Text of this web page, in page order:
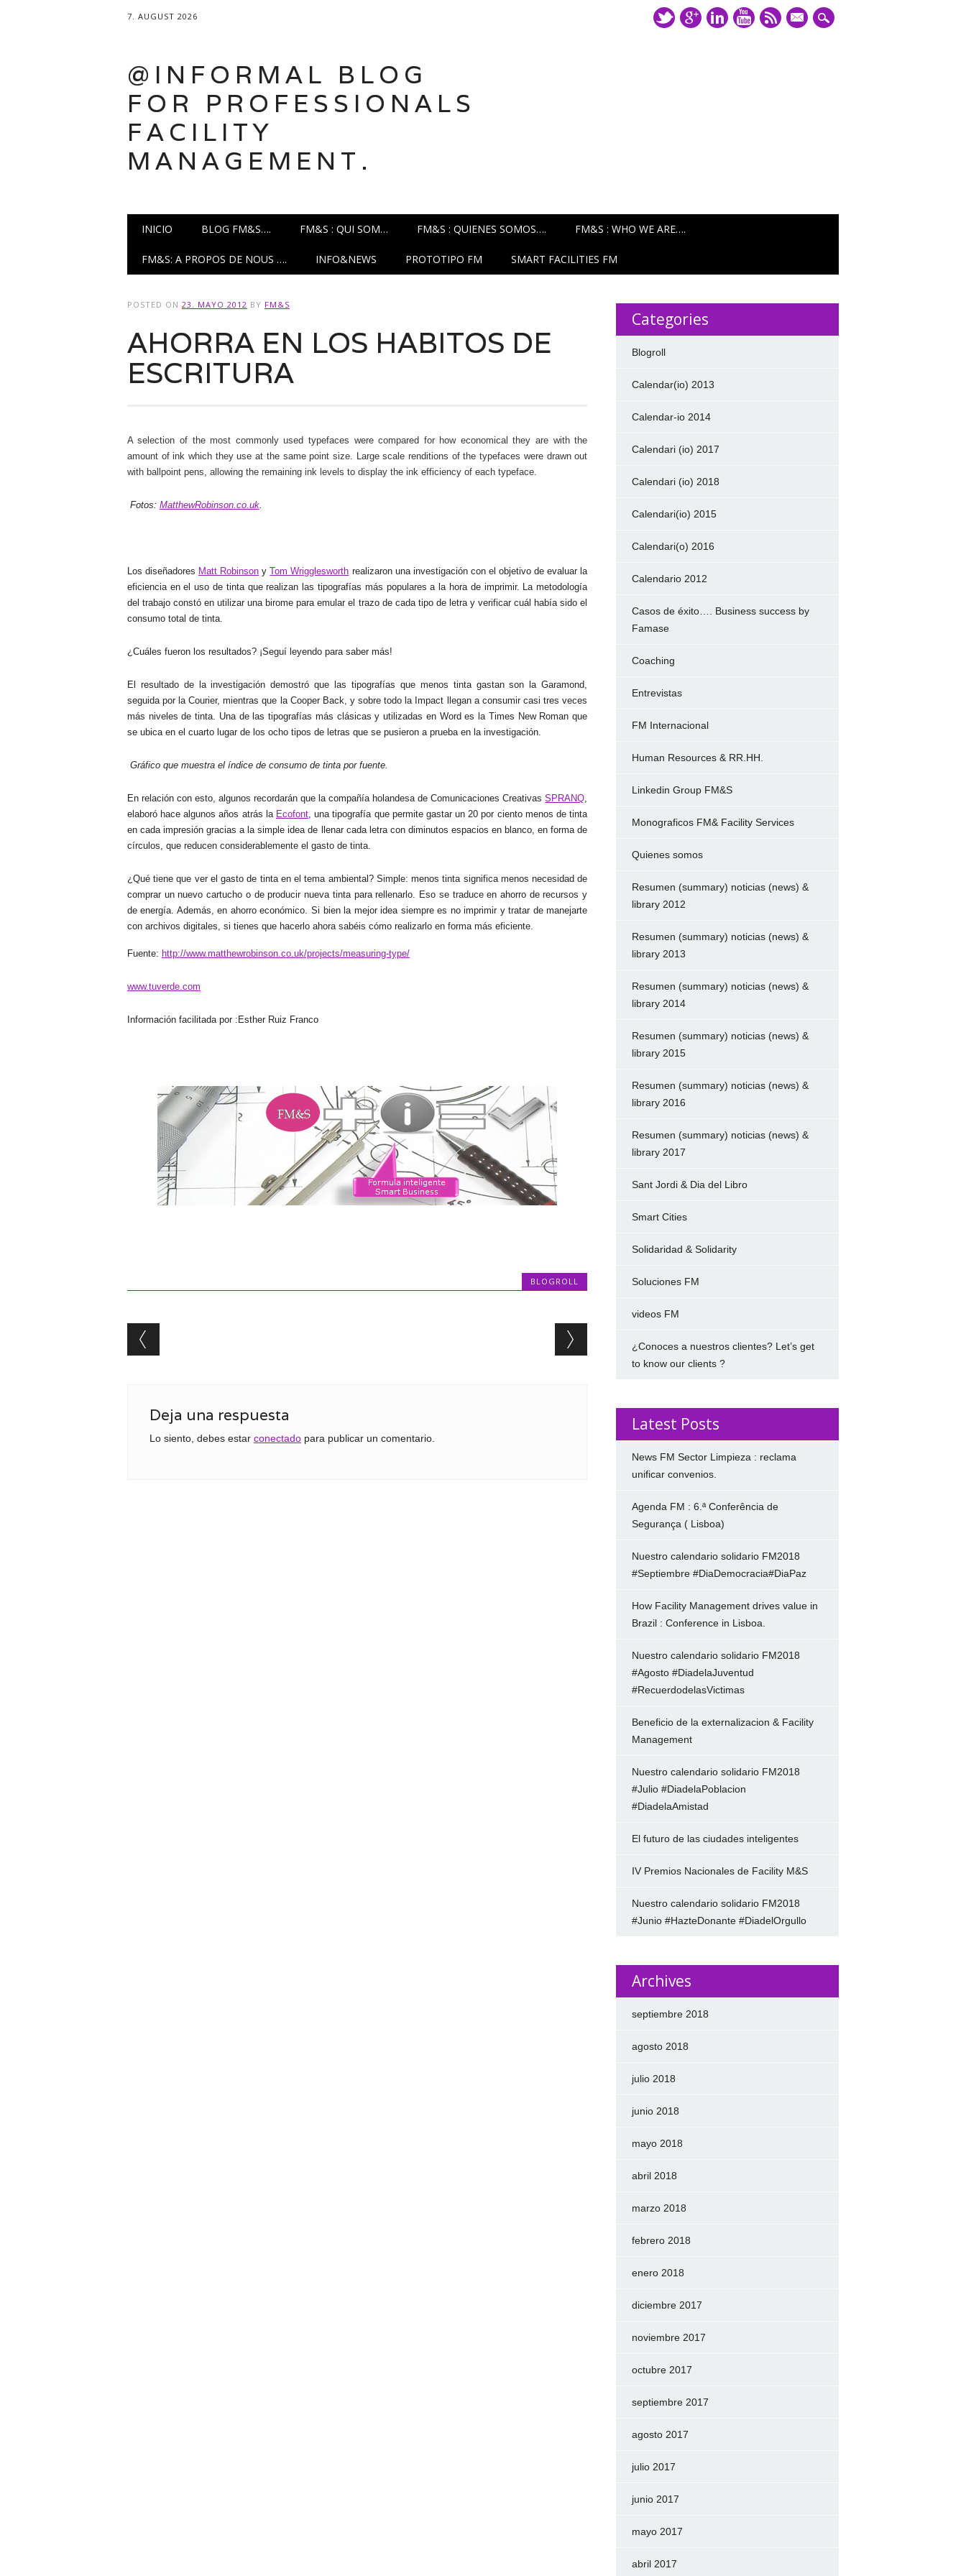
7. AUGUST 2026
mail
@INFORMAL BLOG
FOR PROFESSIONALS
FACILITY
MANAGEMENT.
Main menu
INICIO BLOG FM&S…. FM&S : QUI SOM… FM&S : QUIENES SOMOS…. FM&S : WHO WE ARE….
FM&S: A PROPOS DE NOUS …. INFO&NEWS PROTOTIPO FM SMART FACILITIES FM
POSTED ON 23. MAYO 2012 BY FM&S
AHORRA EN LOS HABITOS DE
ESCRITURA
A selection of the most commonly used typefaces were compared for how economical they are with the
amount of ink which they use at the same point size. Large scale renditions of the typefaces were drawn out
with ballpoint pens, allowing the remaining ink levels to display the ink efficiency of each typeface.
Fotos: MatthewRobinson.co.uk.
Los diseñadores Matt Robinson yTom Wrigglesworth realizaron una investigación con el objetivo de evaluar la
eficiencia en el uso de tinta que realizan las tipografías más populares a la hora de imprimir. La metodología
del trabajo constó en utilizar una birome para emular el trazo de cada tipo de letra y verificar cuál había sido el
consumo total de tinta.
¿Cuáles fueron los resultados? ¡Seguí leyendo para saber más!
El resultado de la investigación demostró que las tipografías que menos tinta gastan son la Garamond,
seguida por la Courier, mientras que la Cooper Back, y sobre todo la Impact llegan a consumir casi tres veces
más niveles de tinta. Una de las tipografías más clásicas y utilizadas en Word es la Times New Roman que
se ubica en el cuarto lugar de los ocho tipos de letras que se pusieron a prueba en la investigación.
Gráfico que muestra el índice de consumo de tinta por fuente.
En relación con esto, algunos recordarán que la compañía holandesa de Comunicaciones CreativasSPRANQ,
elaboró hace algunos años atrás la Ecofont, una tipografía que permite gastar un 20 por ciento menos de tinta
en cada impresión gracias a la simple idea de llenar cada letra con diminutos espacios en blanco, en forma de
círculos, que reducen considerablemente el gasto de tinta.
¿Qué tiene que ver el gasto de tinta en el tema ambiental? Simple: menos tinta significa menos necesidad de
comprar un nuevo cartucho o de producir nueva tinta para rellenarlo. Eso se traduce en ahorro de recursos y
de energía. Además, en ahorro económico. Si bien la mejor idea siempre es no imprimir y tratar de manejarte
con archivos digitales, si tienes que hacerlo ahora sabéis cómo realizarlo en forma más eficiente.
Fuente: http://www.matthewrobinson.co.uk/projects/measuring-type/
www.tuverde.com
Informaciónfacilitada por :Esther Ruiz Franco
BLOGROLL
Post navigation
Deja una respuesta
Lo siento, debes estar conectadopara publicar un comentario.
Categories
Blogroll
Calendar(io) 2013
Calendar-io 2014
Calendari (io) 2017
Calendari (io) 2018
Calendari(io) 2015
Calendari(o) 2016
Calendario 2012
Casos de éxito…. Business success by
Famase
Coaching
Entrevistas
FM Internacional
Human Resources & RR.HH.
Linkedin Group FM&S
Monograficos FM& Facility Services
Quienes somos
Resumen (summary) noticias (news) &
library 2012
Resumen (summary) noticias (news) &
library 2013
Resumen (summary) noticias (news) &
library 2014
Resumen (summary) noticias (news) &
library 2015
Resumen (summary) noticias (news) &
library 2016
Resumen (summary) noticias (news) &
library 2017
Sant Jordi & Dia del Libro
Smart Cities
Solidaridad & Solidarity
Soluciones FM
videos FM
¿Conoces a nuestros clientes? Let’s get
to know our clients ?
Latest Posts
News FM Sector Limpieza : reclama
unificar convenios.
Agenda FM : 6.ª Conferência de
Segurança ( Lisboa)
Nuestro calendario solidario FM2018
#Septiembre #DiaDemocracia#DiaPaz
How Facility Management drives value in
Brazil : Conference in Lisboa.
Nuestro calendario solidario FM2018
#Agosto #DiadelaJuventud
#RecuerdodelasVictimas
Beneficio de la externalizacion & Facility
Management
Nuestro calendario solidario FM2018
#Julio #DiadelaPoblacion
#DiadelaAmistad
El futuro de las ciudades inteligentes
IV Premios Nacionales de Facility M&S
Nuestro calendario solidario FM2018
#Junio #HazteDonante #DiadelOrgullo
Archives
septiembre 2018
agosto 2018
julio 2018
junio 2018
mayo 2018
abril 2018
marzo 2018
febrero 2018
enero 2018
diciembre 2017
noviembre 2017
octubre 2017
septiembre 2017
agosto 2017
julio 2017
junio 2017
mayo 2017
abril 2017